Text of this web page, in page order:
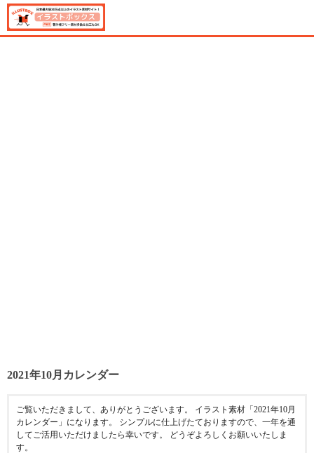
2021年10月カレンダー
ご覧いただきまして、ありがとうございます。 イラスト素材「2021年10月
カレンダー」になります。 シンプルに仕上げたておりますので、一年を通
してご活用いただけましたら幸いです。 どうぞよろしくお願いいたしま
す。